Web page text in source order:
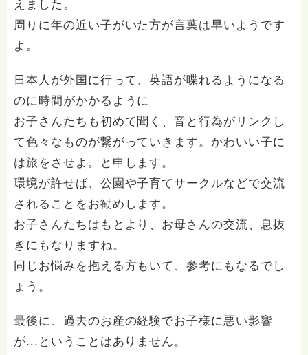
えました。
周りに年の近い子がいた方が言葉は早いようです
よ。
日本人が外国に行って、英語が喋れるようになる
のに時間がかかるように
お子さんたちも初めて聞く、音と行為がリンクし
て色々なものが繋がっていきます。かわいい子に
は旅をさせよ。と申します。
環境が許せば、公園や子育てサークルなどで交流
されることをお勧めします。
お子さんたちはもとより、お母さんの交流、息抜
きにもなりますね。
同じお悩みを抱える方もいて、参考にもなるでし
ょう。
最後に、過去のお産の経験でお子様に悪い影響
が...ということはありません。